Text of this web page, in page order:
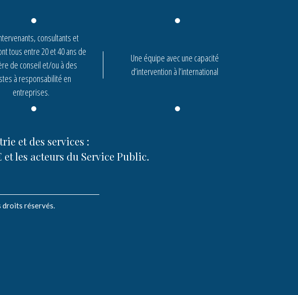
consultants et
tous entre 20 et 40 ans de
de conseil et/ou à des
à responsabilité en
entreprises.
Une équipe avec une capacité
d’intervention à l’international
et des services :
les acteurs du Service Public.
droits réservés.